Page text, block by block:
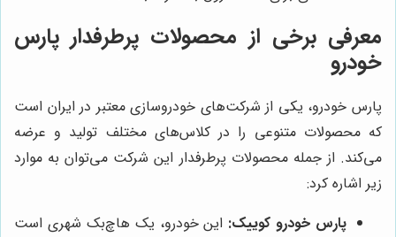
معرفی برخی از محصولات پرطرفدار پارس
خودرو
پارس خودرو، یکی از شرکت‌های خودروسازی معتبر در ایران است
که محصولات متنوعی را در کلاس‌های مختلف تولید و عرضه
می‌کند. از جمله محصولات پرطرفدار این شرکت می‌توان به موارد
زیر اشاره کرد:
پارس خودرو کوییک: این خودرو، یک هاچ‌بک شهری است